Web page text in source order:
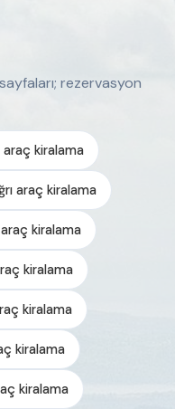
rezervasyon
araç kiralama
araç kiralama
kiralama
kiralama
kiralama
kiralama
kiralama